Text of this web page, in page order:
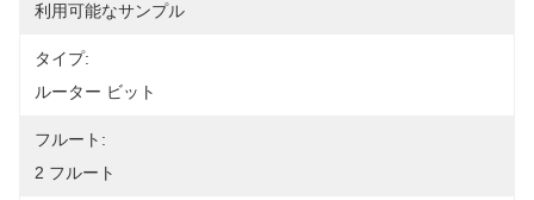
利用可能なサンプル
タイプ:
ルーター ビット
フルート:
2 フルート